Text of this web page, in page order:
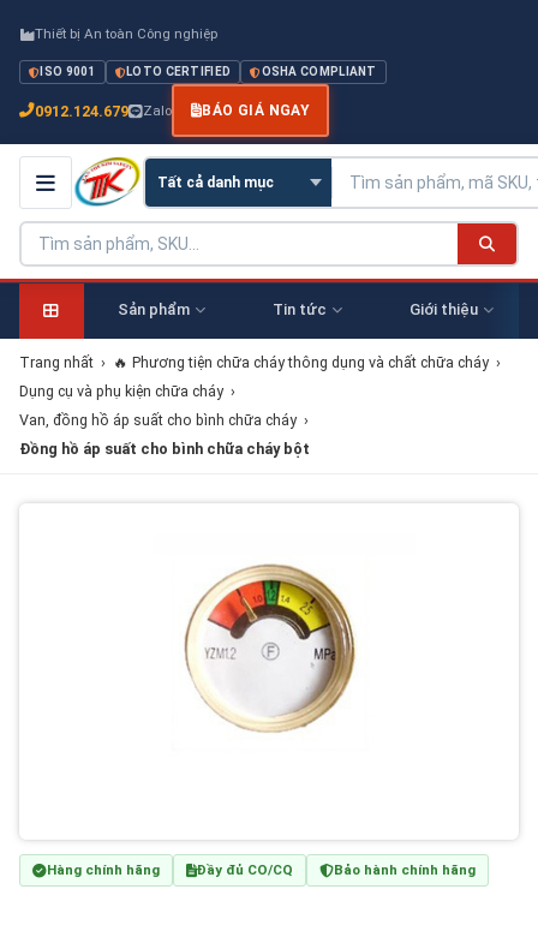
Thiết bị An toàn Công nghiệp
ISO 9001 LOTO CERTIFIED OSHA COMPLIANT
0912.124.679 Zalo BÁO GIÁ NGAY
Sản phẩm Tin tức Giới thiệu
Trang nhất › 🔥 Phương tiện chữa cháy thông dụng và chất chữa cháy ›
Dụng cụ và phụ kiện chữa cháy ›
Van, đồng hồ áp suất cho bình chữa cháy ›
Đồng hồ áp suất cho bình chữa cháy bột
Hàng chính hãng Đầy đủ CO/CQ Bảo hành chính hãng